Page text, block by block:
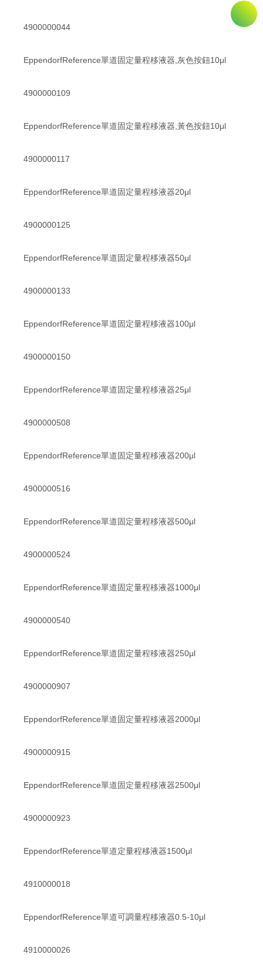
4900000044
EppendorfReference單道固定量程移液器,灰色按鈕10μl
4900000109
EppendorfReference單道固定量程移液器,黃色按鈕10μl
4900000117
EppendorfReference單道固定量程移液器20μl
4900000125
EppendorfReference單道固定量程移液器50μl
4900000133
EppendorfReference單道固定量程移液器100μl
4900000150
EppendorfReference單道固定量程移液器25μl
4900000508
EppendorfReference單道固定量程移液器200μl
4900000516
EppendorfReference單道固定量程移液器500μl
4900000524
EppendorfReference單道固定量程移液器1000μl
4900000540
EppendorfReference單道固定量程移液器250μl
4900000907
EppendorfReference單道固定量程移液器2000μl
4900000915
EppendorfReference單道固定量程移液器2500μl
4900000923
EppendorfReference單道定量程移液器1500μl
4910000018
EppendorfReference單道可調量程移液器0.5-10μl
4910000026